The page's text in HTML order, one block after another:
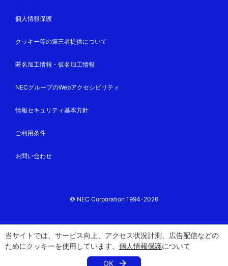
当サイトでは、サービス向上、アクセス状況計測、広告配信などの
ためにクッキーを使用しています。 個人情報保護について
OK
個人情報保護
クッキー等の第三者提供について
匿名加工情報・仮名加工情報
NECグループのWebアクセシビリティ
情報セキュリティ基本方針
ご利用条件
お問い合わせ
© NEC Corporation 1994-2026